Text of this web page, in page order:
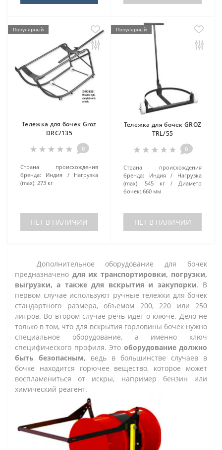
Популярный
Тележка для бочек Groz
DRC/135
0
Страна происхождения
бренда:
Индия
Нагрузка
(max): 273 кг
НЕТ В НАЛИЧИИ
Популярный
Тележка для бочек GROZ
TRL/55
0
Страна происхождения
бренда:
Индия
Нагрузка
(max):
545 кг
Диаметр
бочек: 660 мм
НЕТ В НАЛИЧИИ
Дополнительное оборудование для бочек
предназначено для их транспортировки, погрузки,
выгрузки, а также для вскрытия и закупорки. В
первом случае используют ручные тележки для бочек
стандартного размера, объемом 200, 220 или 250
литров. Во втором случае речь идет о ключе. Дело не
только в том, что для вскрытия горловины бочек нужно
специальное оборудование, а именно ключ
специфического профиля. Это оборудование должно
быть безопасным, ведь в большинстве случаев в
бочке находится горючее вещество, которое может
воспламениться от искры, например бензин или
химический реагент.